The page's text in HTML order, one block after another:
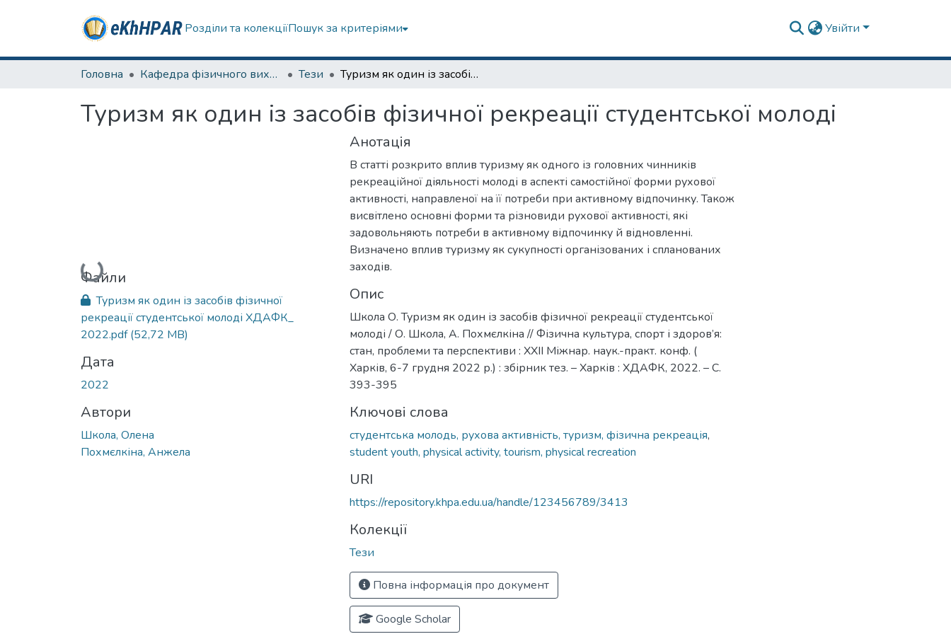
Розділи та колекціїПошук за критеріями Увійти
Головна Кафедра фізичного виховання та спортивного вдосконалення Тези Туризм як один із засобів фізичної рекреації студентської молоді
Туризм як один із засобів фізичної рекреації студентської молоді
Вантажиться...
Файли
Туризм як один із засобів фізичної
рекреації студентської молоді ХДАФК_
2022.pdf(52,72 MB)
Дата
2022
Автори
Школа, Олена
Похмєлкіна, Анжела
Анотація
В статті розкрито вплив туризму як одного із головних чинників
рекреаційної діяльності молоді в аспекті самостійної форми рухової
активності, направленої на її потреби при активному відпочинку. Також
висвітлено основні форми та різновиди рухової активності, які
задовольняють потреби в активному відпочинку й відновленні.
Визначено вплив туризму як сукупності організованих і спланованих
заходів.
Опис
Школа О. Туризм як один із засобів фізичної рекреації студентської
молоді / О. Школа, А. Похмєлкіна // Фізична культура, спорт і здоров’я:
стан, проблеми та перспективи : XXІI Міжнар. наук.-практ. конф. (
Харків, 6-7 грудня 2022 р.) : збірник тез. – Харків : ХДАФК, 2022. – С.
393-395
Ключові слова
студентська молодь, рухова активність, туризм, фізична рекреація,
student youth, physical activity, tourism, physical recreation
URI
https://repository.khpa.edu.ua/handle/123456789/3413
Колекції
Тези
Повна інформація про документ
Google Scholar